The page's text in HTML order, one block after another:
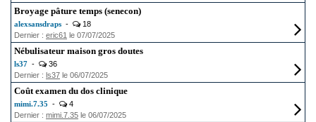
Broyage pâture temps (senecon)
alexsansdraps -
18
Dernier : eric61 le 07/07/2025
Nébulisateur maison gros doutes
ls37 -
36
Dernier : ls37 le 06/07/2025
Coût examen du dos clinique
mimi.7.35 -
4
Dernier : mimi.7.35 le 06/07/2025